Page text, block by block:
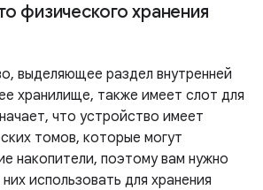
физического хранения
выделяющее раздел внутренней
хранилище, также имеет слот для
что устройство имеет
томов, которые могут
накопители, поэтому вам нужно
использовать для хранения